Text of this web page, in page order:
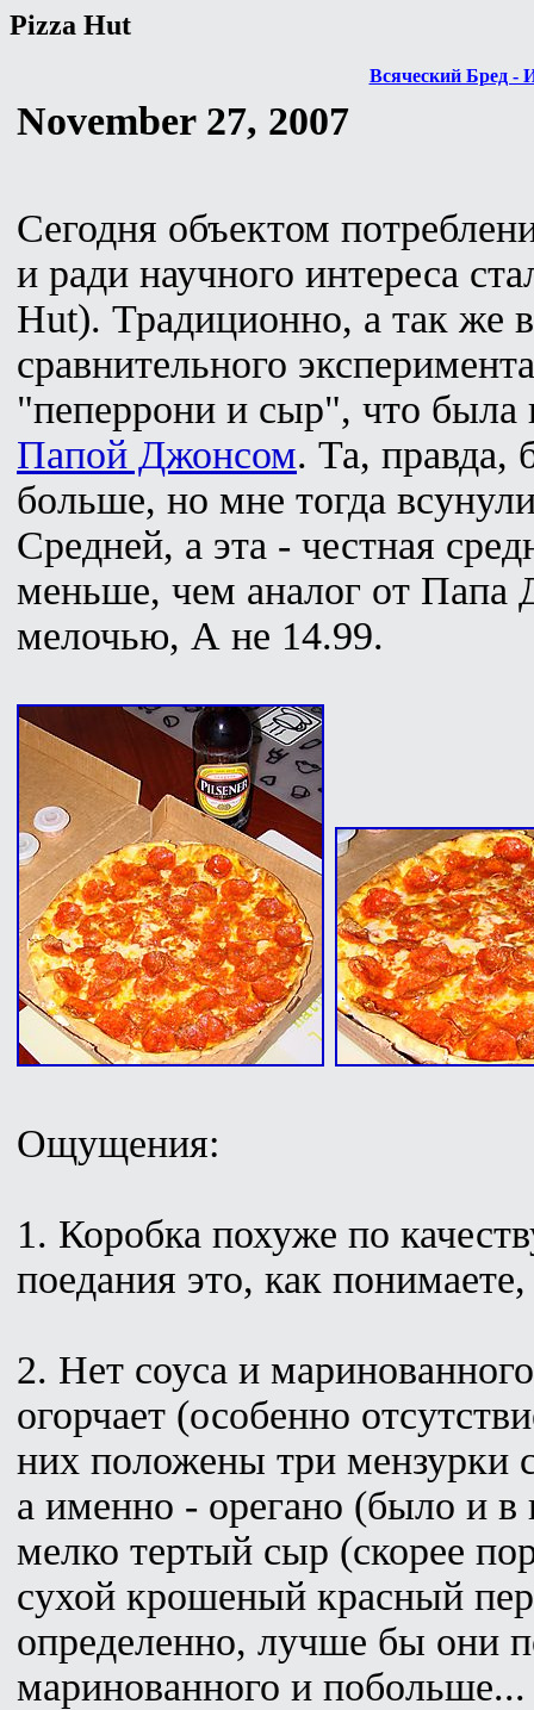
Pizza Hut
Всяческий Бред -
November 27, 2007
Сегодня объектом
и ради научного интереса
Hut). Традиционно, а так же
сравнительного
"пеперрони и сыр", что была
Папой Джонсом. Та, правда,
больше, но мне тогда
Средней, а эта - честная
меньше, чем аналог от Папа
мелочью, А не 14.99.
Ощущения:
1. Коробка похуже по
поедания это, как
2. Нет соуса и
огорчает (особенно
них положены три мензурки
а именно - орегано (было и
мелко тертый сыр (скорее
сухой крошеный красный
определенно, лучше бы они
маринованного и побольше...